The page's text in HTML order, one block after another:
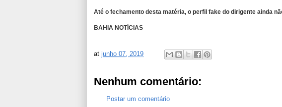
Até o fechamento desta matéria, o perfil fake do dirigente ainda
BAHIA NOTÍCIAS
at junho 07, 2019
Nenhum comentário:
Postar um comentário